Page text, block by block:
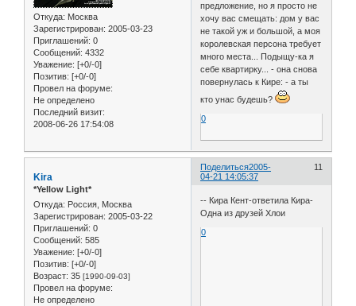
Откуда: Москва
Зарегистрирован: 2005-03-23
Приглашений: 0
Сообщений: 4332
Уважение: [+0/-0]
Позитив: [+0/-0]
Провел на форуме:
Не определено
Последний визит:
2008-06-26 17:54:08
предложение, но я просто не
хочу вас смещать: дом у вас
не такой уж и большой, а моя
королевская персона требует
много места... Подыщу-ка я
себе квартирку... - она снова
повернулась к Кире: - а ты
кто унас будешь?
0
Поделиться 11
2005-
04-21 14:05:37
Kira
*Yellow Light*
Откуда: Россия, Москва
Зарегистрирован: 2005-03-22
Приглашений: 0
Сообщений: 585
Уважение: [+0/-0]
Позитив: [+0/-0]
Возраст: 35 [1990-09-03]
Провел на форуме:
Не определено
-- Кира Кент-ответила Кира-
Одна из друзей Хлои
0